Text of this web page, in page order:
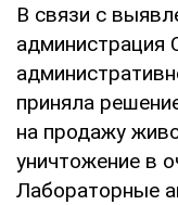
В связи с
администрация
приняла
на продажу
уничтожение в
Лабораторные